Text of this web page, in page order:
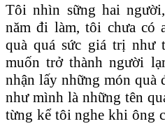
Tôi nhìn sững hai
năm đi làm, tôi chưa có
quà quá sức giá trị như
muốn trở thành người
nhận lấy những món quà
như mình là những tên
từng kể tôi nghe khi ông